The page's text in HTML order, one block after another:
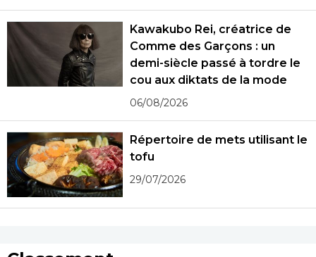
Kawakubo Rei, créatrice de
Comme des Garçons : un
demi-siècle passé à tordre le
cou aux diktats de la mode
06/08/2026
Répertoire de mets utilisant le
tofu
29/07/2026